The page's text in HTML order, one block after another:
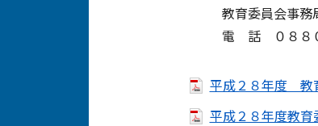
教育委員会事務
電 話 ０８８０
平成２８年度 教
平成２８年度教育